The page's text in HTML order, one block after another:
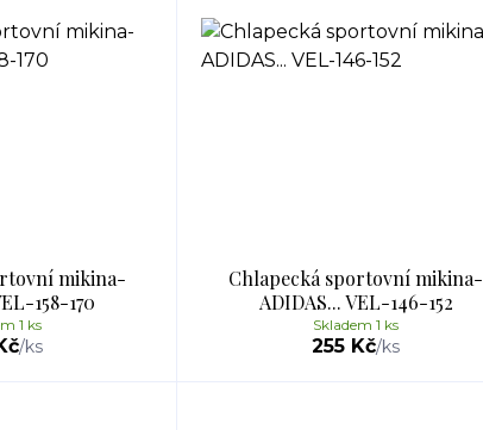
mikina-
158-170
/ks
1 ks
Chlapecká sportovní mikina-
ADIDAS... VEL-146-152
255 Kč/ks
Skladem 1 ks